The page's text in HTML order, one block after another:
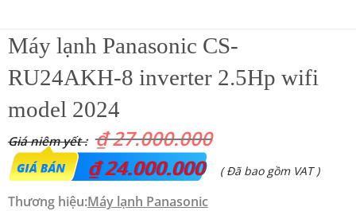
Máy lạnh Panasonic CS-
RU24AKH-8 inverter 2.5Hp wifi
model 2024
₫27.000.000
Giá
gốc
₫24.000.000
Giá
( Đã bao gồm VAT )
Thương hiệu:Máy lạnh Panasonic